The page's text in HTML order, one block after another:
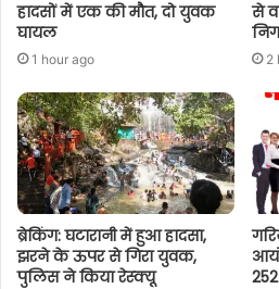
हादसों में एक की मौत, दो युवक
घायल
1 hour ago
से
2
ब्रेकिंग: घटारानी में हुआ हादसा,
झरने के ऊपर से गिरा युवक,
पुलिस ने किया रेस्क्यू